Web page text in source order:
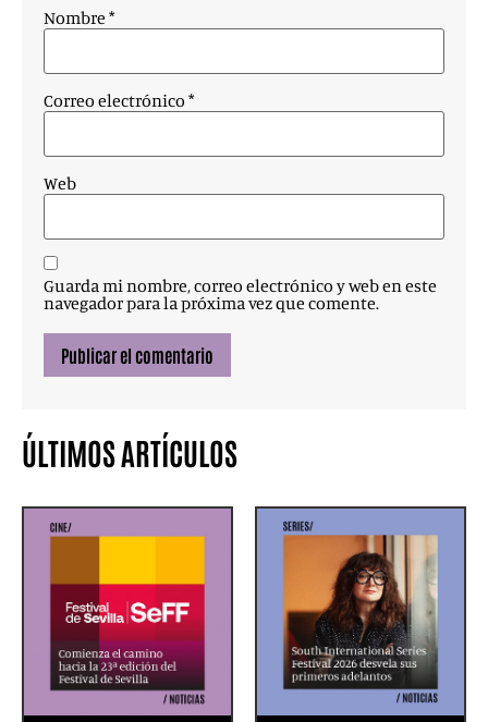
Nombre *
Correo electrónico *
Web
Guarda mi nombre, correo electrónico y web en este
navegador para la próxima vez que comente.
ÚLTIMOS ARTÍCULOS